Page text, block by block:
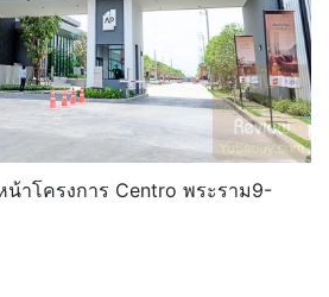
น้าโครงการ Centro พระราม9-